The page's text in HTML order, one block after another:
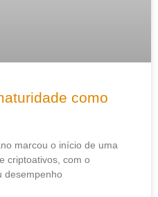
como
marcou o início de uma
criptoativos, com o
desempenho